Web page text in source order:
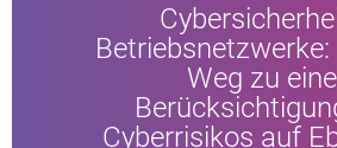
Weg zu
Cyberrisikos auf